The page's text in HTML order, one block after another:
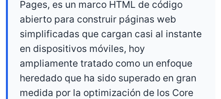
Pages, es un marco HTML de código
abierto para construir páginas web
simplificadas que cargan casi al instante
en dispositivos móviles, hoy
ampliamente tratado como un enfoque
heredado que ha sido superado en gran
medida por la optimización de los Core